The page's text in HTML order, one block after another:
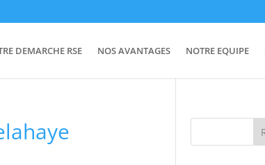
DEMARCHE RSE NOS AVANTAGES NOTRE EQUIPE